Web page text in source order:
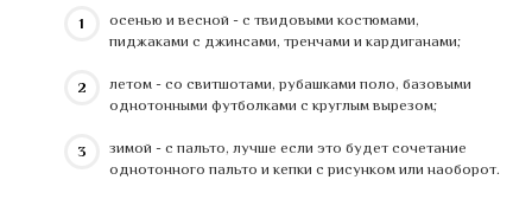
осенью и весной - с твидовыми костюмами,
пиджаками с джинсами, тренчами и кардиганами;
летом - со свитшотами, рубашками поло, базовыми
однотонными футболками с круглым вырезом;
зимой - с пальто, лучше если это будет сочетание
однотонного пальто и кепки с рисунком или наоборот.